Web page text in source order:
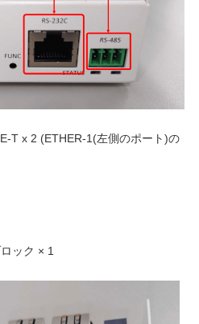
T x 2 (ETHER-1(左側のポート)の
ック × 1